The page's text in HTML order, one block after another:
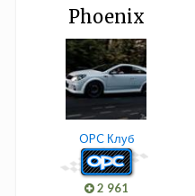
Phoenix
OPC Клуб
2 961